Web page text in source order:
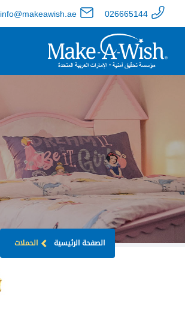
026665144
info@makeawish.ae
الصفحة الرئيسية الحملات